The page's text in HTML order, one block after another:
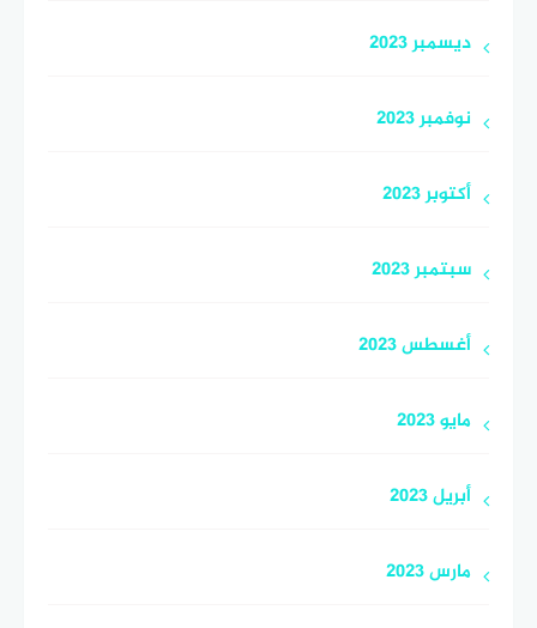
ديسمبر 2023
نوفمبر 2023
أكتوبر 2023
سبتمبر 2023
أغسطس 2023
مايو 2023
أبريل 2023
مارس 2023